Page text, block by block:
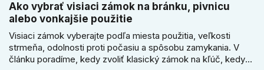
Ako vybrať visiaci zámok na bránku, pivnicu
alebo vonkajšie použitie
Visiaci zámok vyberajte podľa miesta použitia, veľkosti
strmeňa, odolnosti proti počasiu a spôsobu zamykania. V
článku poradíme, kedy zvoliť klasický zámok na kľúč, kedy